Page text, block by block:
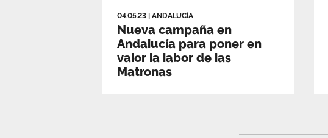
04.05.23 ANDALUCÍA
Nueva campaña en
Andalucía para poner en
valor la labor de las
Matronas